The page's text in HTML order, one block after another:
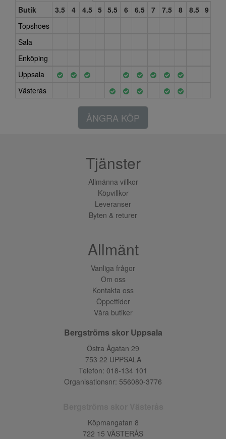
Butik
3.5 4 4.5 5 5.5 6 6.5 7 7.5 8 8.5 9
Topshoes
Sala
Enköping
Uppsala
Västerås
ÅNGRA KÖP
Tjänster
Allmänna villkor
Köpvillkor
Leveranser
Byten & returer
Allmänt
Vanliga frågor
Om oss
Kontakta oss
Öppettider
Våra butiker
Bergströms skor Uppsala
Östra Ågatan 29
753 22 UPPSALA
Telefon: 018-134 101
Organisationsnr: 556080-3776
Köpmangatan 8
722 15 VÄSTERÅS